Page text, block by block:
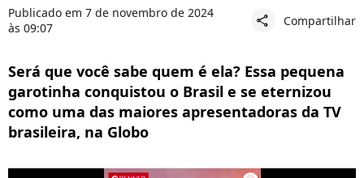
Publicado em 7 de novembro de 2024
às 09:07
share Compartilhar
Será que você sabe quem é ela? Essa pequena
garotinha conquistou o Brasil e se eternizou
como uma das maiores apresentadoras da TV
brasileira, na Globo